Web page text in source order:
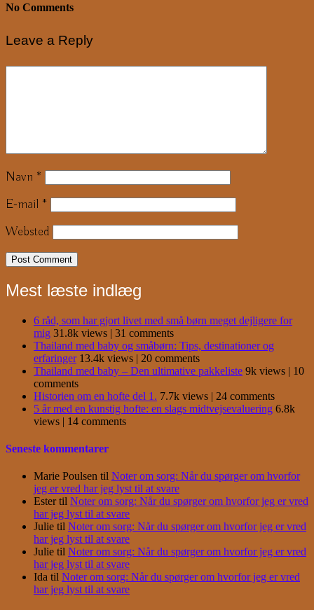
No Comments
Leave a Reply
Navn *
E-mail *
Websted
Mest læste indlæg
6 råd, som har gjort livet med små børn meget dejligere for
mig 31.8k views | 31 comments
Thailand med baby og småbørn: Tips, destinationer og
erfaringer 13.4k views | 20 comments
Thailand med baby – Den ultimative pakkeliste 9k views | 10
comments
Historien om en hofte del 1. 7.7k views | 24 comments
5 år med en kunstig hofte: en slags midtvejsevaluering 6.8k
views | 14 comments
Seneste kommentarer
Marie Poulsen til Noter om sorg: Når du spørger om hvorfor
jeg er vred har jeg lyst til at svare
Estertil Noter om sorg: Når du spørger om hvorfor jeg er vred
har jeg lyst til at svare
Julie til Noter om sorg: Når du spørger om hvorfor jeg er vred
har jeg lyst til at svare
Julie til Noter om sorg: Når du spørger om hvorfor jeg er vred
har jeg lyst til at svare
Ida til Noter om sorg: Når du spørger om hvorfor jeg er vred
har jeg lyst til at svare